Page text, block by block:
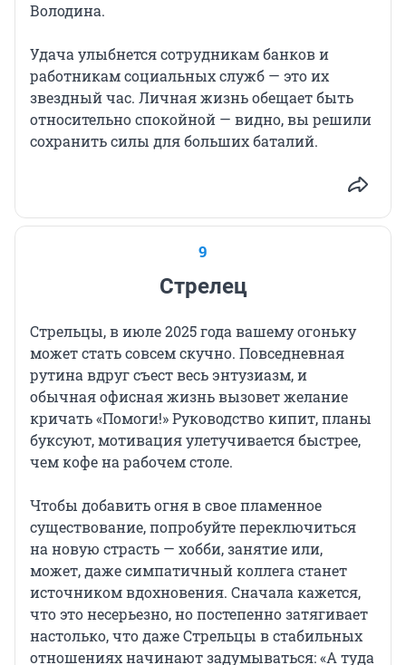
Володина.
Удача улыбнется сотрудникам банков и
работникам социальных служб — это их
звездный час. Личная жизнь обещает быть
относительно спокойной — видно, вы решили
сохранить силы для больших баталий.
9
Стрелец
Стрельцы, в июле 2025 года вашему огоньку
может стать совсем скучно. Повседневная
рутина вдруг съест весь энтузиазм, и
обычная офисная жизнь вызовет желание
кричать «Помоги!» Руководство кипит, планы
буксуют, мотивация улетучивается быстрее,
чем кофе на рабочем столе.
Чтобы добавить огня в свое пламенное
существование, попробуйте переключиться
на новую страсть — хобби, занятие или,
может, даже симпатичный коллега станет
источником вдохновения. Сначала кажется,
что это несерьезно, но постепенно затягивает
настолько, что даже Стрельцы в стабильных
отношениях начинают задумываться: «А туда